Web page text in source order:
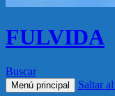
FULVIDA
Buscar
Menú principal Saltar